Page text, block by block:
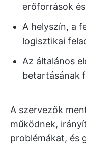
erőforrások
A helyszín, a
logisztikai
Az általános
betartásának
A szervezők
működnek,
problémákat, és